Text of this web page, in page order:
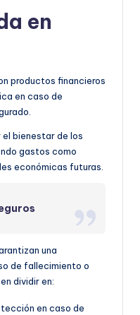
en
productos financieros
en caso de
bienestar de los
gastos como
económicas futuras.
una
de fallecimiento o
dividir en:
en caso de